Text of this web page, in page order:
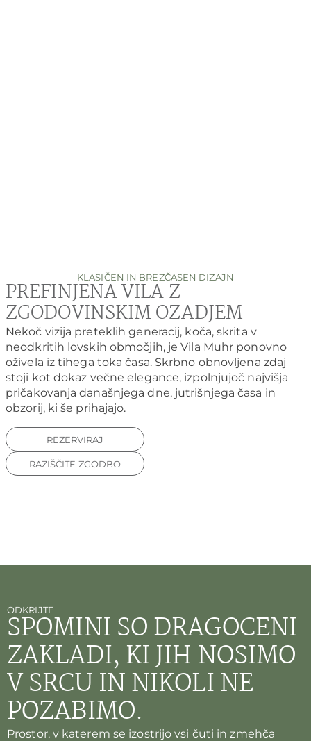
KLASIČEN IN BREZČASEN DIZAJN
PREFINJENA VILA Z
ZGODOVINSKIM OZADJEM
Nekoč vizija preteklih generacij, koča, skrita v
neodkritih lovskih območjih, je Vila Muhr ponovno
oživela iz tihega toka časa. Skrbno obnovljena zdaj
stoji kot dokaz večne elegance, izpolnjujoč najvišja
pričakovanja današnjega dne, jutrišnjega časa in
obzorij, ki še prihajajo.
REZERVIRAJ
RAZIŠČITE ZGODBO
ODKRIJTE
SPOMINI SO DRAGOCENI
ZAKLADI, KI JIH NOSIMO
V SRCU IN NIKOLI NE
POZABIMO.
Prostor, v katerem se izostrijo vsi čuti in zmehča